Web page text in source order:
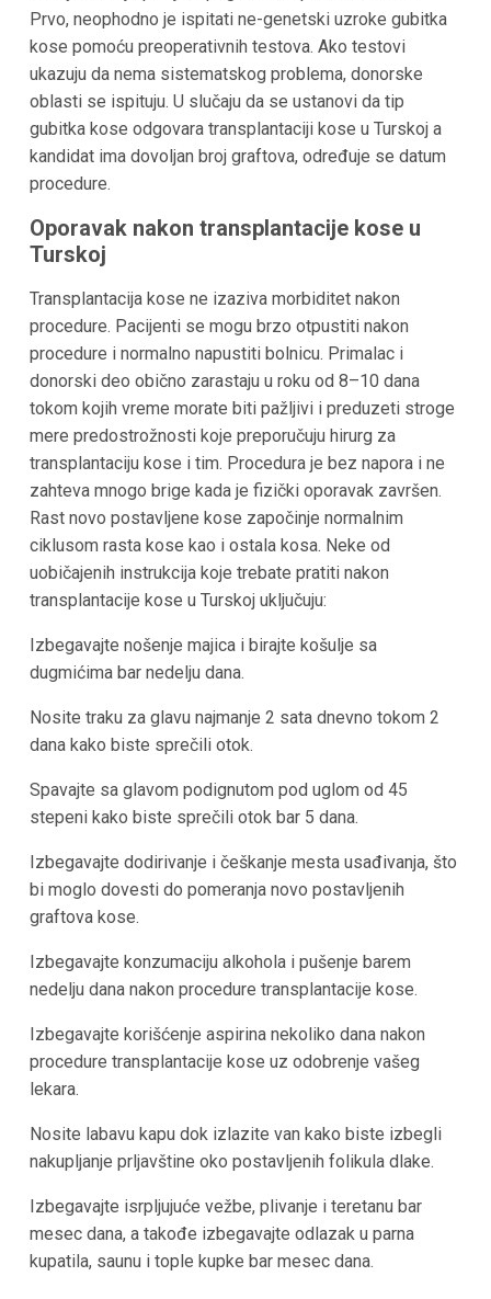
Prvo, neophodno je ispitati ne-genetski uzroke gubitka
kose pomoću preoperativnih testova. Ako testovi
ukazuju da nema sistematskog problema, donorske
oblasti se ispituju. U slučaju da se ustanovi da tip
gubitka kose odgovara transplantaciji kose u Turskoja
kandidat ima dovoljan broj graftova, određuje se datum
procedure.
Oporavak nakon transplantacije kose u
Turskoj
Transplantacija kose ne izaziva morbiditet nakon
procedure. Pacijenti se mogu brzo otpustiti nakon
procedure i normalno napustiti bolnicu. Primalac i
donorski deo obično zarastaju u roku od 8–10 dana
tokom kojih vreme morate biti pažljivi i preduzeti stroge
mere predostrožnosti koje preporučuju hirurg za
transplantaciju kose i tim. Procedura je bez napora i ne
zahteva mnogo brige kada je fizički oporavak završen.
Rast novo postavljene kose započinje normalnim
ciklusom rasta kose kao i ostala kosa. Neke od
uobičajenih instrukcija koje trebate pratiti nakon
transplantacije kose u Turskojuključuju:
Izbegavajte nošenje majica i birajte košulje sa
dugmićima bar nedelju dana.
Nosite traku za glavu najmanje 2 sata dnevno tokom 2
dana kako biste sprečili otok.
Spavajte sa glavom podignutom pod uglom od 45
stepeni kako biste sprečili otok bar 5 dana.
Izbegavajte dodirivanje i češkanje mesta usađivanja, što
bi moglo dovesti do pomeranja novo postavljenih
graftova kose.
Izbegavajte konzumaciju alkohola i pušenje barem
nedelju dana nakon procedure transplantacije kose.
Izbegavajte korišćenje aspirina nekoliko dana nakon
procedure transplantacije kose uz odobrenje vašeg
lekara.
Nosite labavu kapu dok izlazite van kako biste izbegli
nakupljanje prljavštine oko postavljenih folikula dlake.
Izbegavajte isrpljujuće vežbe, plivanje i teretanu bar
mesec dana, a takođe izbegavajte odlazak u parna
kupatila, saunu i tople kupke bar mesec dana.